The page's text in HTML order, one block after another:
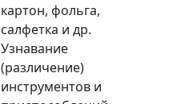
картон, фольга,
салфетка и др.
Узнавание
(различение)
инструментов и